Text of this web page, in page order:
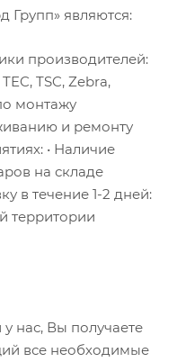
являются:
производителей:
TSC, Zebra,
монтажу
и ремонту
• Наличие
на складе
в течение 1-2 дней:
территории
нас, Вы получаете
все необходимые